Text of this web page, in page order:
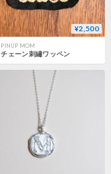
¥2,500
PINUP MOM
チェーン刺繡ワッペン